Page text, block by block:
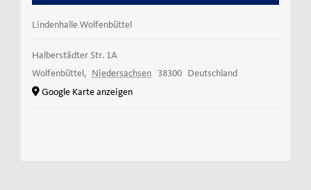
Lindenhalle Wolfenbüttel
Halberstädter Str. 1A
Wolfenbüttel, Niedersachsen 38300 Deutschland
Google Karte anzeigen